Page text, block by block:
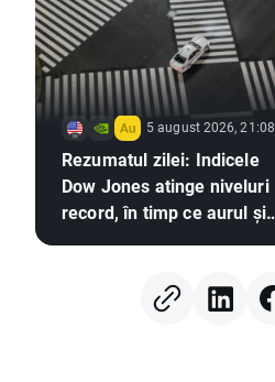
5 august 2026, 21:08
Rezumatul zilei: Indicele
Dow Jones atinge niveluri
record, în timp ce aurul și
speranțelor privind un
acord între SUA și Iran